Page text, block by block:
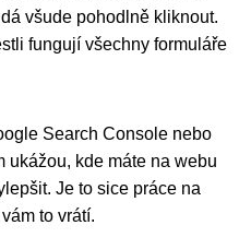
všude pohodlně kliknout.
fungují všechny formuláře
Search Console nebo
ukážou, kde máte na webu
Je to sice práce na
to vrátí.